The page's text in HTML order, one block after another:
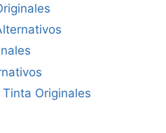
Originales